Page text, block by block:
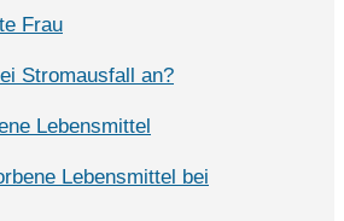
Stromausfall an?
Lebensmittel bei